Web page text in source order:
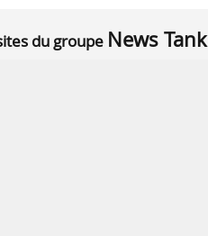
du groupe News Tank